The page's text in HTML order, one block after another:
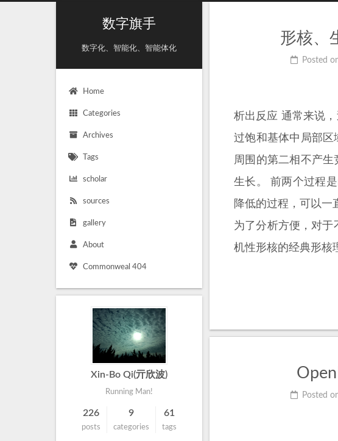
数字旗手
数字化、智能化、智能体化
Home
Categories
Archives
Tags
scholar
sources
gallery
About
Commonweal 404
形核、
Posted
析出反应 通常来说
过饱和基体中局部区
周围的第二相不产
生长。 前两个过程
降低的过程，可以一
为了分析方便，对
机性形核的经典形核
Posted
Xin-Bo Qi(亓欣波)
Running Man!
226
posts
9
categories
61
tags